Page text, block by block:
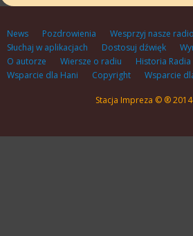
News Pozdrowienia Wesprzyj nasze radio
Słuchaj w aplikacjach
Dostosuj dźwięk
O autorze
Wiersze o radiu Historia Radia
Wsparcie dla Hani
Copyright Wsparcie
Stacja Impreza © ®